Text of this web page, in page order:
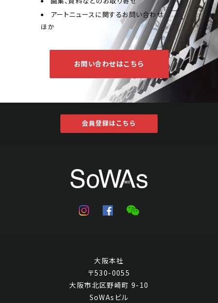
アートニュースに関するお問い合わせ
ほか
お問い合わせはこちら
会員登録はこちら
大阪本社
〒530-0055
大阪市北区野崎町 9-10
SoWAsビル